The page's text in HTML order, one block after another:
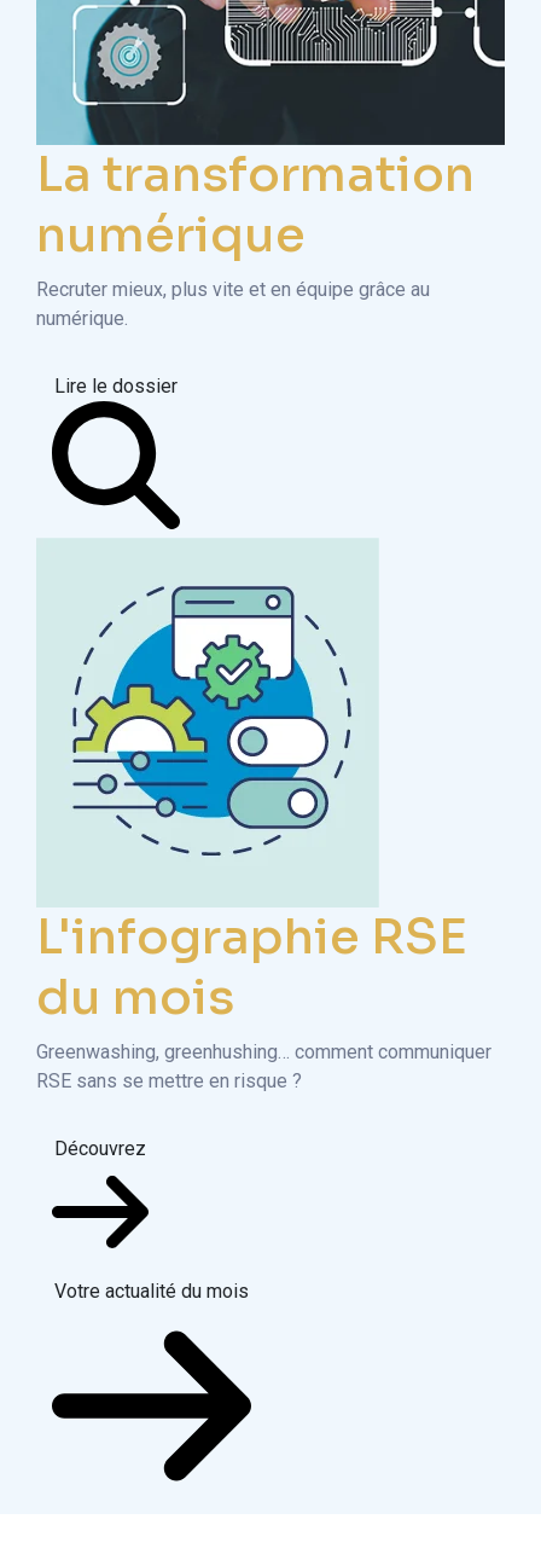
La transformation
numérique
Recruter mieux, plus vite et en équipe grâce au
numérique.
Lire le dossier
L'infographie RSE
du mois
Greenwashing, greenhushing… comment communiquer
RSE sans se mettre en risque ?
Découvrez
Votre actualité du mois